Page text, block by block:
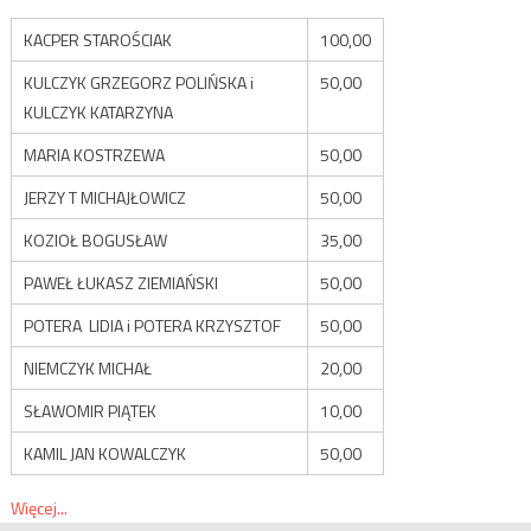
KACPER STAROŚCIAK
100,00
KULCZYK GRZEGORZ POLIŃSKA i
KULCZYK KATARZYNA
50,00
MARIA KOSTRZEWA
50,00
JERZY T MICHAJŁOWICZ
50,00
KOZIOŁ BOGUSŁAW
35,00
PAWEŁ ŁUKASZ ZIEMIAŃSKI
50,00
POTERA LIDIA i POTERA KRZYSZTOF
50,00
NIEMCZYK MICHAŁ
20,00
SŁAWOMIR PIĄTEK
10,00
KAMIL JAN KOWALCZYK
50,00
Więcej...